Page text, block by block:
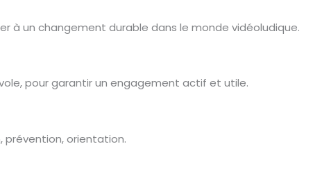
à un changement durable dans le monde vidéoludique.
pour garantir un engagement actif et utile.
prévention, orientation.